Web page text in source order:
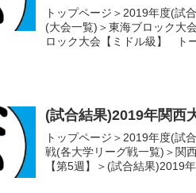
トップページ＞2019年度(試
(大会一覧)＞東海ブロック大
ロック大会【ミドル級】 ト
(試合結果)2019年関西
トップページ＞2019年度(試
戦(各大学リーグ戦一覧)＞関
【第5週】＞(試合結果)2019年